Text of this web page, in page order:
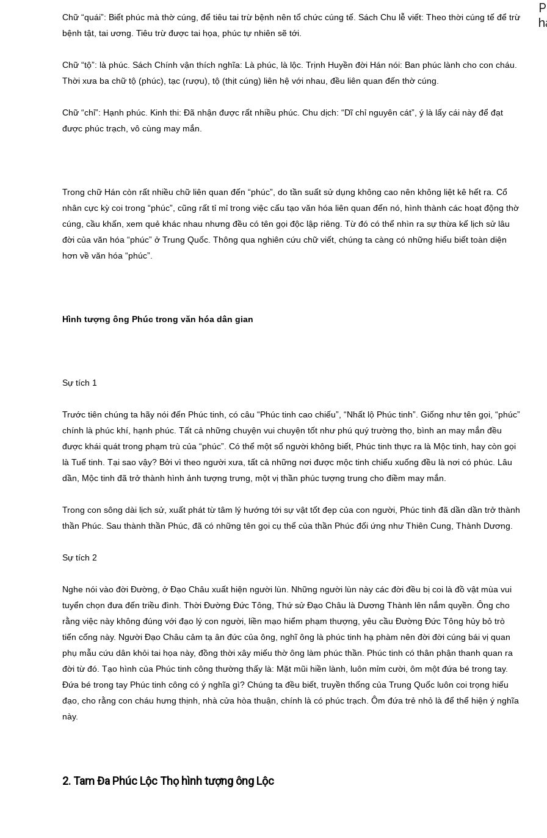
Chữ “quái”: Biết phúc mà thờ cúng, để tiêu tai trừ bệnh nên tổ chức cúng tế. Sách Chu lễ viết: Theo thời cúng tế để trừ
bệnh tật, tai ương. Tiêu trừ được tai họa, phúc tự nhiên sẽ tới.
Chữ “tộ”: là phúc. Sách Chính vận thích nghĩa: Là phúc, là lộc. Trịnh Huyền đời Hán nói: Ban phúc lành cho con cháu.
Thời xưa ba chữ tộ (phúc), tạc (rượu), tộ (thịt cúng) liên hệ với nhau, đều liên quan đến thờ cúng.
Chữ “chỉ”: Hạnh phúc. Kinh thi: Đã nhận được rất nhiều phúc. Chu dịch: “Dĩ chỉ nguyên cát”, ý là lấy cái này để đạt
được phúc trạch, vô cùng may mắn.
Trong chữ Hán còn rất nhiều chữ liên quan đến “phúc”, do tần suất sử dụng không cao nên không liệt kê hết ra. Cổ
nhân cực kỳ coi trong “phúc”, cũng rất tỉ mỉ trong việc cấu tạo văn hóa liên quan đến nó, hình thành các hoạt động thờ
cúng, cầu khấn, xem quẻ khác nhau nhưng đều có tên gọi độc lập riêng. Từ đó có thể nhìn ra sự thừa kế lịch sử lâu
đời của văn hóa “phúc” ở Trung Quốc. Thông qua nghiên cứu chữ viết, chúng ta càng có những hiểu biết toàn diện
hơn về văn hóa “phúc”.
Hình tượng ông Phúc trong văn hóa dân gian
Sự tích 1
Trước tiên chúng ta hãy nói đến Phúc tinh, có câu “Phúc tinh cao chiếu”, “Nhất lộ Phúc tinh”. Giống như tên gọi, “phúc”
chính là phúc khí, hạnh phúc. Tất cả những chuyện vui chuyện tốt như phú quý trường thọ, bình an may mắn đều
được khái quát trong phạm trù của “phúc”. Có thể một số người không biết, Phúc tinh thực ra là Mộc tinh, hay còn gọi
là Tuế tinh. Tại sao vậy? Bởi vì theo người xưa, tất cả những nơi được mộc tinh chiếu xuống đều là nơi có phúc. Lâu
dần, Mộc tinh đã trở thành hình ảnh tượng trưng, một vị thần phúc tượng trung cho điềm may mắn.
Trong con sông dài lịch sử, xuất phát từ tâm lý hướng tới sự vật tốt đẹp của con người, Phúc tinh đã dần dần trở thành
thần Phúc. Sau thành thần Phúc, đã có những tên gọi cụ thể của thần Phúc đối ứng như Thiên Cung, Thành Dương.
Sự tích 2
Nghe nói vào đời Đường, ở Đạo Châu xuất hiện người lùn. Những người lùn này các đời đều bị coi là đồ vật mùa vui
tuyển chọn đưa đến triều đình. Thời Đường Đức Tông, Thứ sử Đạo Châu là Dương Thành lên nắm quyền. Ông cho
rằng việc này không đúng với đạo lý con người, liền mạo hiểm phạm thượng, yêu cầu Đường Đức Tông hủy bỏ trò
tiến cống này. Người Đạo Châu cảm tạ ân đức của ông, nghĩ ông là phúc tinh hạ phàm nên đời đời cúng bái vị quan
phụ mẫu cứu dân khỏi tai họa này, đồng thời xây miếu thờ ông làm phúc thần. Phúc tinh có thân phận thanh quan ra
đời từ đó. Tạo hình của Phúc tinh công thường thấy là: Mặt mũi hiền lành, luôn mỉm cười, ôm một đứa bé trong tay.
Đứa bé trong tay Phúc tinh công có ý nghĩa gì? Chúng ta đều biết, truyền thống của Trung Quốc luôn coi trọng hiếu
đạo, cho rằng con cháu hưng thịnh, nhà cửa hòa thuận, chính là có phúc trạch. Ôm đứa trẻ nhỏ là để thể hiện ý nghĩa
này.
2. Tam Đa Phúc Lộc Thọ hình tượng ông Lộc